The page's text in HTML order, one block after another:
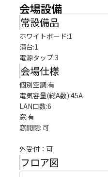
会場設備
常設備品
ホワイトボード:1
演台:1
電源タップ:3
会場仕様
個別空調:有
電気容量(総A数):45A
LAN口数:6
窓:有
窓開閉: 可
外受付：可
フロア図